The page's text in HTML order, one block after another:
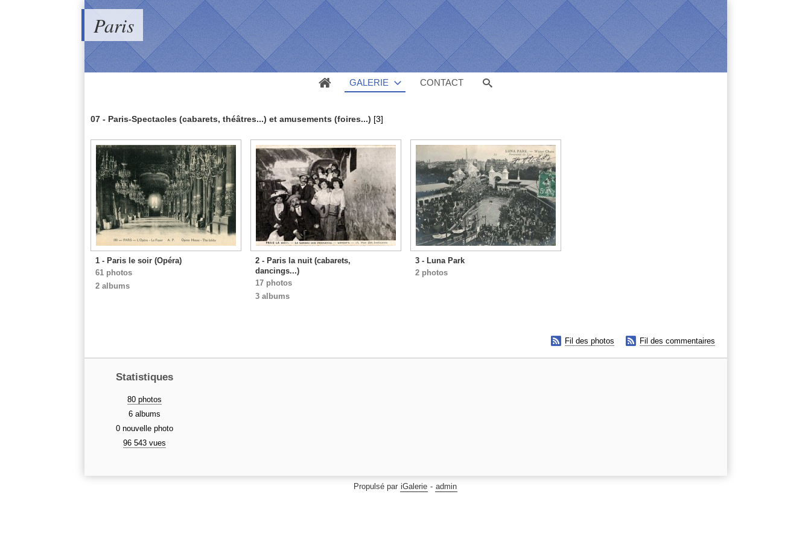
Paris
GALERIE CONTACT
07 - Paris-Spectacles (cabarets, théâtres...) et amusements (foires...) [3]
1 - Paris le soir (Opéra)
61 photos
2 albums
2 - Paris la nuit (cabarets,
dancings...)
17 photos
3 albums
3 - Luna Park
2 photos
 Fil des photos  Fil des commentaires
Statistiques
80 photos
6 albums
0 nouvelle photo
96 543 vues
Propulsé par iGalerie - admin